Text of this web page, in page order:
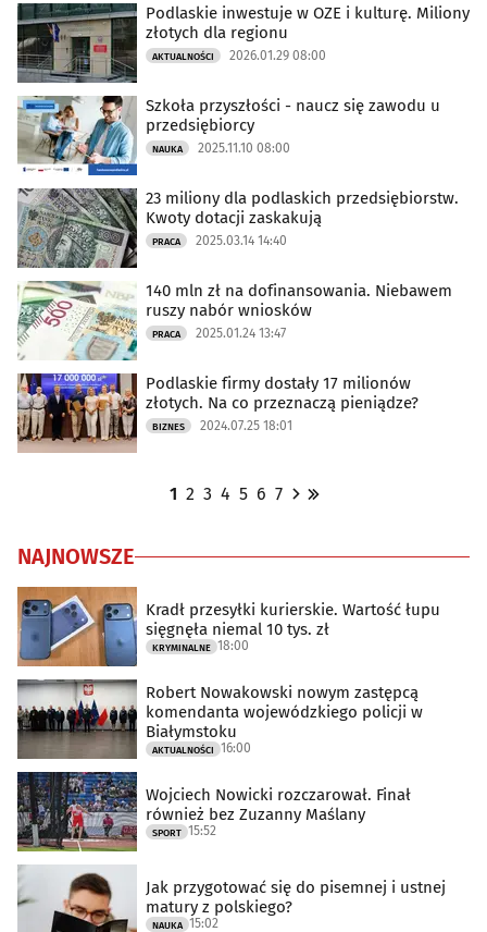
Podlaskie inwestuje w OZE i kulturę. Miliony
złotych dla regionu
AKTUALNOŚCI 2026.01.29 08:00
Szkoła przyszłości - naucz się zawodu u
przedsiębiorcy
NAUKA 2025.11.10 08:00
23 miliony dla podlaskich przedsiębiorstw.
Kwoty dotacji zaskakują
PRACA 2025.03.14 14:40
140 mln zł na dofinansowania. Niebawem
ruszy nabór wniosków
PRACA 2025.01.24 13:47
Podlaskie firmy dostały 17 milionów
złotych. Na co przeznaczą pieniądze?
BIZNES 2024.07.25 18:01
1 2 3 4 5 6 7
NAJNOWSZE
Kradł przesyłki kurierskie. Wartość łupu
sięgnęła niemal 10 tys. zł
KRYMINALNE 18:00
Robert Nowakowski nowym zastępcą
komendanta wojewódzkiego policji w
Białymstoku
AKTUALNOŚCI 16:00
Wojciech Nowicki rozczarował. Finał
również bez Zuzanny Maślany
SPORT 15:52
Jak przygotować się do pisemnej i ustnej
matury z polskiego?
NAUKA 15:02